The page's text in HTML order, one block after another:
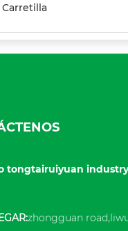
Carretilla
tongtairuiyuan
zhongguan